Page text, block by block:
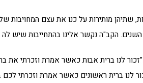
שתיהן מותירות על כנו את עצם
הקב"ה נקשר אלינו בהתחייבות שיש
לנו ברית אבות כאשר אמרת וזכרתי את
לנו ברית ראשונים כאשר אמרת וזכרתי לכם